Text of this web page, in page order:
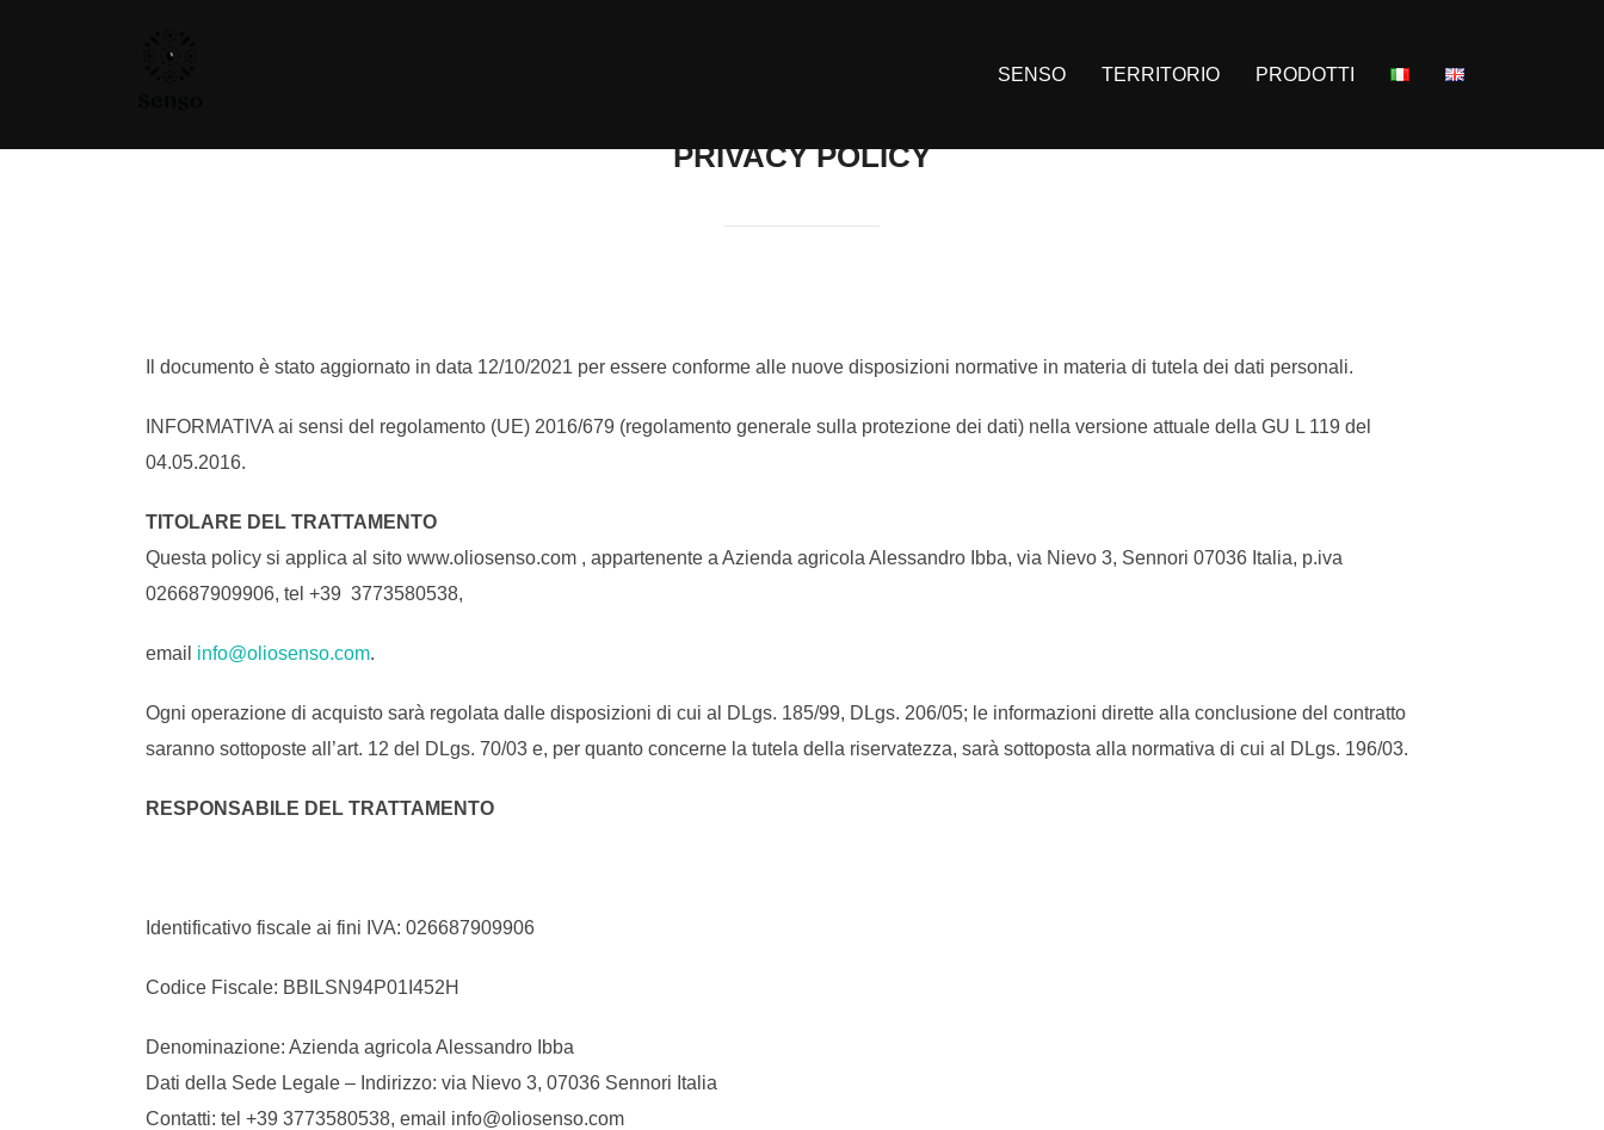
SENSO TERRITORIO PRODOTTI
PRIVACY POLICY
Il documento è stato aggiornato in data 12/10/2021 per essere conforme alle nuove disposizioni normative in materia di tutela dei dati personali.
INFORMATIVA ai sensi del regolamento (UE) 2016/679 (regolamento generale sulla protezione dei dati) nella versione attuale della GU L 119 del
04.05.2016.
TITOLARE DEL TRATTAMENTO
Questa policy si applica al sito www.oliosenso.com , appartenente a Azienda agricola Alessandro Ibba, via Nievo 3, Sennori 07036 Italia, p.iva
026687909906, tel +39 3773580538,
email info@oliosenso.com.
Ogni operazione di acquisto sarà regolata dalle disposizioni di cui al DLgs. 185/99, DLgs. 206/05; le informazioni dirette alla conclusione del contratto
saranno sottoposte all’art. 12 del DLgs. 70/03 e, per quanto concerne la tutela della riservatezza, sarà sottoposta alla normativa di cui al DLgs. 196/03.
RESPONSABILE DEL TRATTAMENTO
Identificativo fiscale ai fini IVA: 026687909906
Codice Fiscale: BBILSN94P01I452H
Denominazione: Azienda agricola Alessandro Ibba
Dati della Sede Legale – Indirizzo: via Nievo 3, 07036 Sennori Italia
Contatti: tel +39 3773580538, email info@oliosenso.com